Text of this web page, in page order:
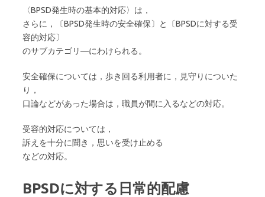
〈BPSD発生時の基本的対応〉は，
さらに，〔BPSD発生時の安全確保〕と〔BPSDに対する受
容的対応〕
のサブカテゴリ―にわけられる。
安全確保については，歩き回る利用者に，見守りについた
り，
口論などがあった場合は，職員が間に入るなどの対応。
受容的対応については，
訴えを十分に聞き，思いを受け止める
などの対応。
BPSDに対する日常的配慮